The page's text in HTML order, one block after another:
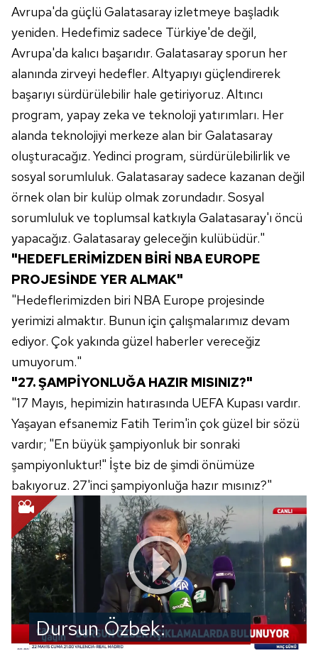
Avrupa'da güçlü Galatasaray izletmeye başladık
yeniden. Hedefimiz sadece Türkiye'de değil,
Avrupa'da kalıcı başarıdır. Galatasaray sporun her
alanında zirveyi hedefler. Altyapıyı güçlendirerek
başarıyı sürdürülebilir hale getiriyoruz. Altıncı
program, yapay zeka ve teknoloji yatırımları. Her
alanda teknolojiyi merkeze alan bir Galatasaray
oluşturacağız. Yedinci program, sürdürülebilirlik ve
sosyal sorumluluk. Galatasaray sadece kazanan değil
örnek olan bir kulüp olmak zorundadır. Sosyal
sorumluluk ve toplumsal katkıyla Galatasaray'ı öncü
yapacağız. Galatasaray geleceğin kulübüdür."
"HEDEFLERİMİZDEN BİRİ NBA EUROPE
PROJESİNDE YER ALMAK"
"Hedeflerimizden biri NBA Europe projesinde
yerimizi almaktır. Bunun için çalışmalarımız devam
ediyor. Çok yakında güzel haberler vereceğiz
umuyorum."
"27. ŞAMPİYONLUĞA HAZIR MISINIZ?"
"17 Mayıs, hepimizin hatırasında UEFA Kupası vardır.
Yaşayan efsanemiz Fatih Terim'in çok güzel bir sözü
vardır; "En büyük şampiyonluk bir sonraki
şampiyonluktur!" İşte biz de şimdi önümüze
bakıyoruz. 27'inci şampiyonluğa hazır mısınız?"
Dursun Özbek:
Galatasaray geleceğin